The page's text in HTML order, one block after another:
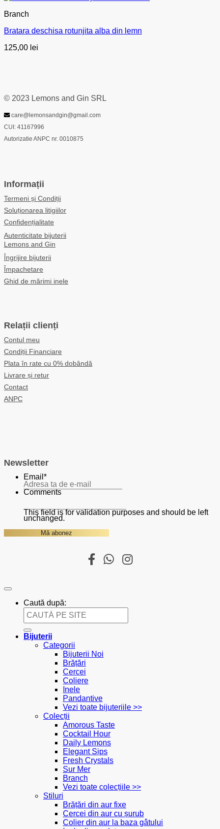
Branch
Bratara deschisa rotunjita alba din lemn
125,00 lei
© 2023 Lemons and Gin SRL
care@lemonsandgin@gmail.com
CUI: 41167996
Autorizatie ANPC nr. 0010875
Informații
Termeni și Condiții
Soluționarea litigiilor
Confidențialitate
Autenticitate bijuterii
Lemons and Gin
Îngrijire bijuterii
Împachetare
Ghid de mărimi inele
Relații clienți
Contul meu
Condiții Financiare
Plata în rate cu 0% dobândă
Livrare și retur
Contact
ANPC
Newsletter
Email *
Comments
This field is for validation purposes and should be left
unchanged.
Caută după:
Bijuterii
Categorii
Bijuterii Noi
Brățări
Cercei
Coliere
Inele
Pandantive
Vezi toate bijuteriile >>
Colecții
Amorous Taste
Cocktail Hour
Daily Lemons
Elegant Sips
Fresh Crystals
Sur Mer
Branch
Vezi toate colecțiile >>
Stiluri
Brățări din aur fixe
Cercei din aur cu șurub
Colier din aur la baza gâtului